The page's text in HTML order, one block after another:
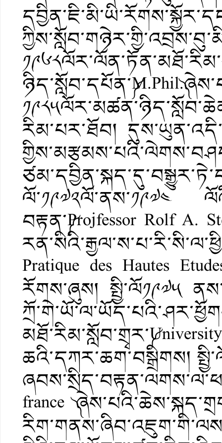
རིམ་པར་ཐོབ།
ལོ་༡༩༧༢ལོ་ནས་༡༩༧༤
བརྟན་༼Projfessor Rolf A.
Pratique des Hautes
རོགས་ཞུས། སྤྱི་ལོ༡༩༧༥
ཆའི་དཀར་ཆག་བསྒྲིགས།
france